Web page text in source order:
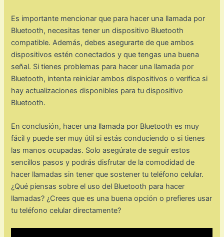
Es importante mencionar que para hacer una llamada por
Bluetooth, necesitas tener un dispositivo Bluetooth
compatible. Además, debes asegurarte de que ambos
dispositivos estén conectados y que tengas una buena
señal. Si tienes problemas para hacer una llamada por
Bluetooth, intenta reiniciar ambos dispositivos o verifica si
hay actualizaciones disponibles para tu dispositivo
Bluetooth.
En conclusión, hacer una llamada por Bluetooth es muy
fácil y puede ser muy útil si estás conduciendo o si tienes
las manos ocupadas. Solo asegúrate de seguir estos
sencillos pasos y podrás disfrutar de la comodidad de
hacer llamadas sin tener que sostener tu teléfono celular.
¿Qué piensas sobre el uso del Bluetooth para hacer
llamadas? ¿Crees que es una buena opción o prefieres usar
tu teléfono celular directamente?